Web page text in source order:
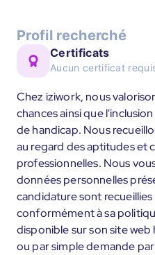
Profil recherché
Certificats
Aucun certificat
Chez iziwork, nous
chances ainsi que
de handicap. Nous
au regard des aptitudes et
professionnelles. Nous
données personnelles
candidature sont
conformément à sa
disponible sur son site
ou par simple demande